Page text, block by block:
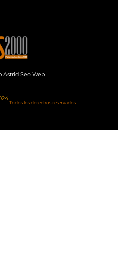
Astrid Seo Web
Todos los derechos reservados.